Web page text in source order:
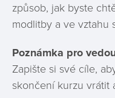
způsob, jak byste
modlitby a ve vztahu
Poznámka pro
Zapište si své cíle,
skončení kurzu vrátit